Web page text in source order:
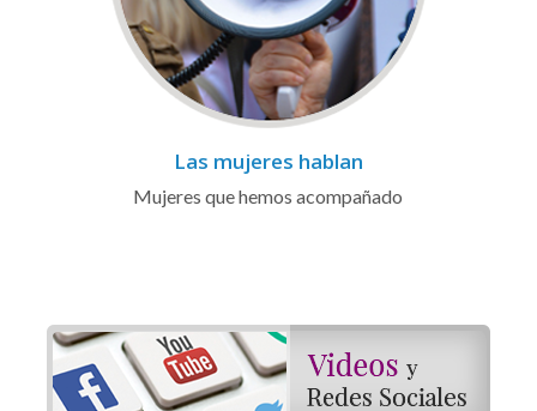
Las mujeres hablan
Mujeres que hemos acompañado